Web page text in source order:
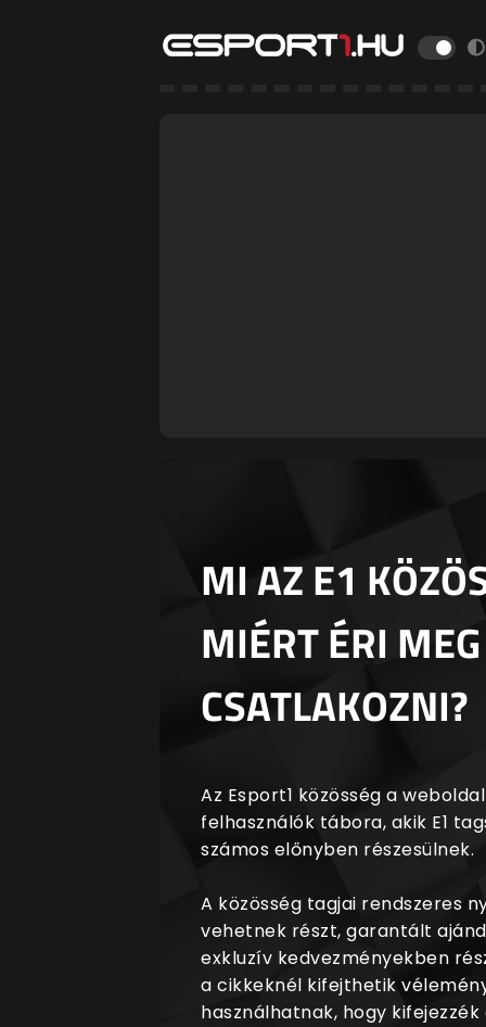
MI AZ E1
MIÉRT ÉRI MEG
CSATLAKOZNI?
Az Esport1 közösség a
felhasználók tábora, akik E1
számos előnyben részesülnek.
A közösség tagjai rendszeres
vehetnek részt, garantált
exkluzív kedvezményekben
a cikkeknél kifejthetik
használhatnak, hogy